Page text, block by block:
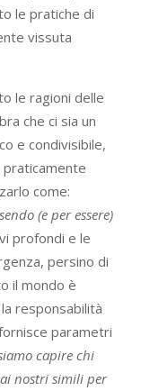
le pratiche di
vissuta
le ragioni delle
che ci sia un
e condivisibile,
come:
(e per essere)
profondi e le
persino di
il mondo è
responsabilità
parametri
capire chi
nostri simili per